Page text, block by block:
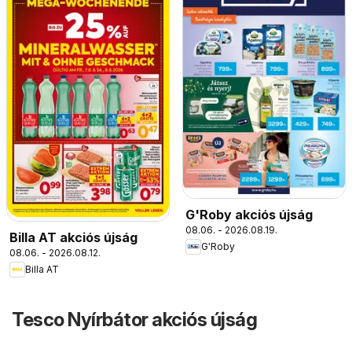
Billa AT akciós újság
08.06. - 2026.08.12.
Billa AT
G'Roby akciós újság
08.06. - 2026.08.19.
G'Roby
Tesco Nyírbátor akciós újság